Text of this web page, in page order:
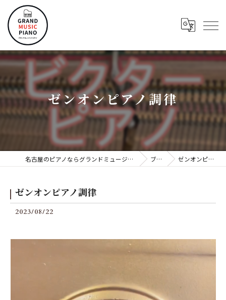
ゼンオンピアノ調律
名古屋のピアノならグランドミュージックピアノ株式会社 ブログ ゼンオンピアノ調律
ゼンオンピアノ調律
2023/08/22